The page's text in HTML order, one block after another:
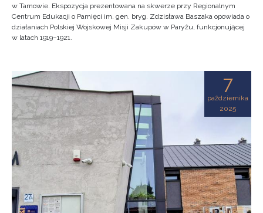
w Tarnowie. Ekspozycja prezentowana na skwerze przy Regionalnym
Centrum Edukacji o Pamięci im. gen. bryg. Zdzisława Baszaka opowiada o
działaniach Polskiej Wojskowej Misji Zakupów w Paryżu, funkcjonującej
w latach 1919–1921.
7
października
2025